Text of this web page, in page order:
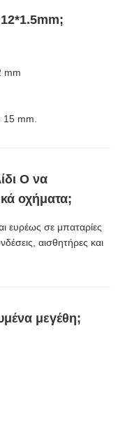
12*1.5mm;
mm
15 mm.
O να
οχήματα;
ευρέως σε μπαταρίες
αισθητήρες και
μεγέθη;